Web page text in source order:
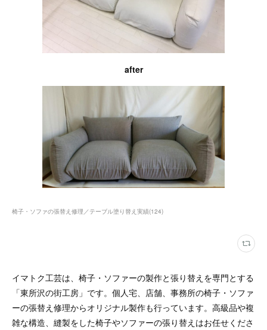
after
椅子・ソファの張替え修理／テーブル塗り替え実績(124)
イマトク工芸は、椅子・ソファーの製作と張り替えを専門とする
「東所沢の街工房」です。個人宅、店舗、事務所の椅子・ソファ
ーの張替え修理からオリジナル製作も行っています。高級品や複
雑な構造、縫製をした椅子やソファーの張り替えはお任せくださ